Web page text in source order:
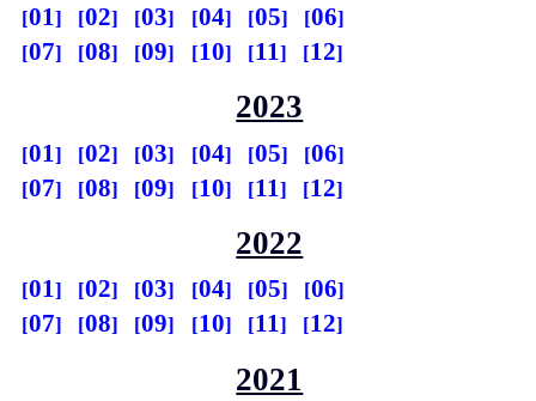
01 02 03 04 05
06
07
08 09 10 11 12
2023
01 02 03 04 05
06
07
08 09 10 11 12
2022
01 02 03 04 05
06
07
08 09 10 11 12
2021